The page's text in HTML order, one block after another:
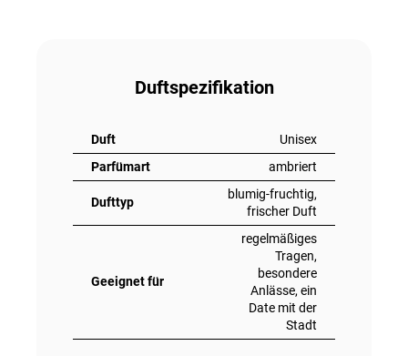
Duftspezifikation
Duft
Unisex
Parfümart
ambriert
Dufttyp
blumig-fruchtig,
frischer Duft
Geeignet für
regelmäßiges
Tragen,
besondere
Anlässe, ein
Date mit der
Stadt